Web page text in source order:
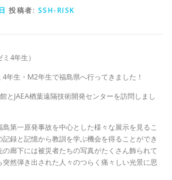
投稿者: SSH-RISK
4年生）
年生・M2年生で福島県へ行ってきました！
とJAEA楢葉遠隔技術開発センターを訪問しまし
第一原発事故を中心とした様々な展示を見るこ
録と記憶から教訓を学ぶ機会を得ることができ
廊下には被災者たちの写真がたくさん飾られて
然弾き出された人々のつらく痛々しい光景に思